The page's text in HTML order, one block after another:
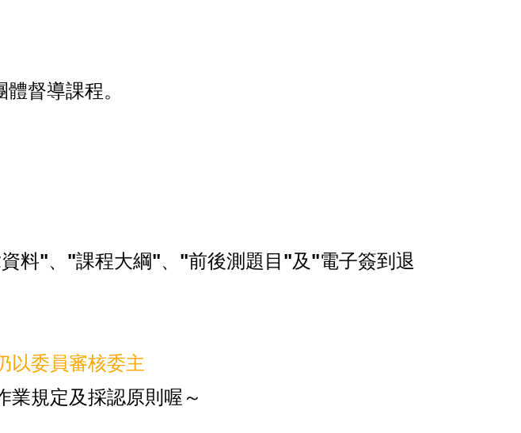
督導課程。
料"、"課程大綱"、"前後測題目"及"電子簽到退
以委員審核委主
業規定及採認原則喔～